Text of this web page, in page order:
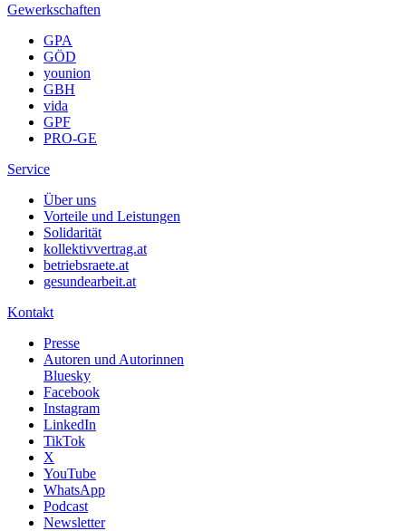
Gewerkschaften
GPA
GÖD
younion
GBH
vida
GPF
PRO-GE
Service
Über uns
Vorteile und Leistungen
Solidarität
kollektivvertrag.at
betriebsraete.at
gesundearbeit.at
Kontakt
Presse
Autoren und Autorinnen
Bluesky
Facebook
Instagram
LinkedIn
TikTok
X
YouTube
WhatsApp
Podcast
Newsletter